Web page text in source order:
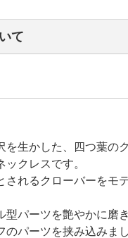
て
を生かした、四つ葉の
クレスです。
されるクローバーをモ
型パーツを艶やかに磨
のパーツを挟み込みまし